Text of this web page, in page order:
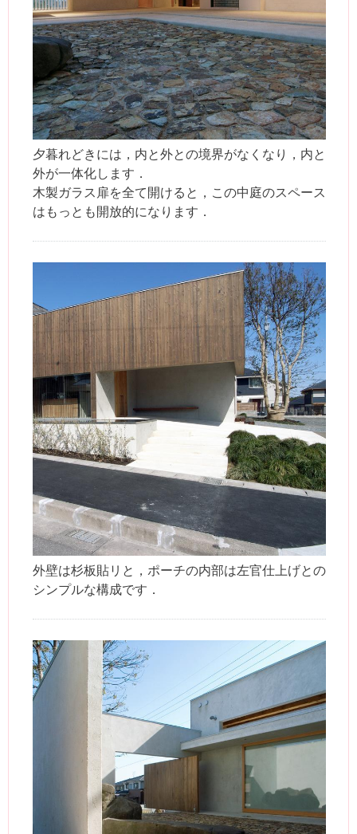
夕暮れどきには，内と外との境界がなくなり，内と
外が一体化します．
木製ガラス扉を全て開けると，この中庭のスペース
はもっとも開放的になります．
外壁は杉板貼リと，ポーチの内部は左官仕上げとの
シンプルな構成です．